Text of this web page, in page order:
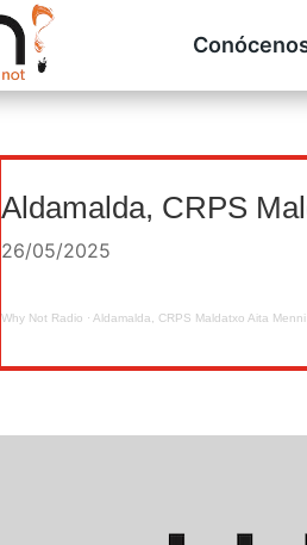
Aldamalda, CRPS
26/05/2025
Why Not Radio · Aldamalda, CRPS Maldatxo Aita